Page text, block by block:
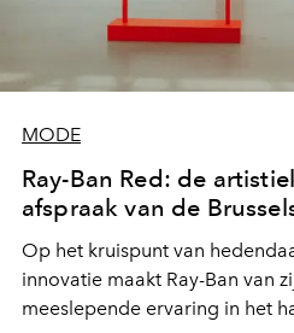
MODE
Ray-Ban Red: de
afspraak van de
Op het kruispunt van
innovatie maakt Ray-Ban van
meeslepende ervaring in het